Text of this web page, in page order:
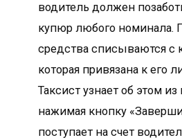
водитель должен
купюр любого номинала.
средства списываются с
которая привязана к его
Таксист узнает об этом
нажимая кнопку
поступает на счет